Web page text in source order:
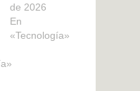
de 2026
En
«Tecnología»